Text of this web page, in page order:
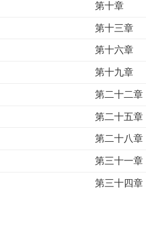
第十章
第十三章
第十六章
第十九章
第二十二章
第二十五章
第二十八章
第三十一章
第三十四章